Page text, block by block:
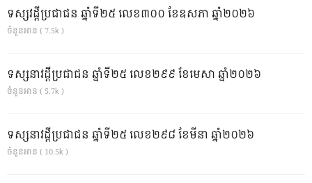
ទស្សវដ្តីប្រជាជន ឆ្នាំទី២៥ លេខ៣០០ ខែឧសភា ឆ្នាំ២០២៦
ចំនួនអាន ( 7.5k )
ទស្សនាវដ្ដីប្រជាជន ឆ្នាំទី២៥ លេខ២៩៩ ខែមេសា ឆ្នាំ២០២៦
ចំនួនអាន ( 5.7k )
ទស្សនាវដ្ដីប្រជាជន ឆ្នាំទី២៥ លេខ២៩៨ ខែមីនា ឆ្នាំ២០២៦
ចំនួនអាន ( 10.5k )